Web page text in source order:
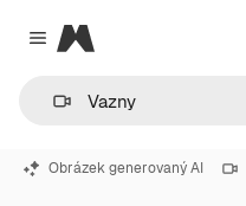
Close menu
Magnific
Obrázek generovaný AI